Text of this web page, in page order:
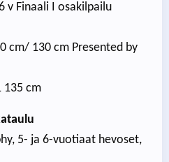
v Finaali I osakilpailu
cm/ 130 cm Presented by
135 cm
5- ja 6-vuotiaat hevoset,